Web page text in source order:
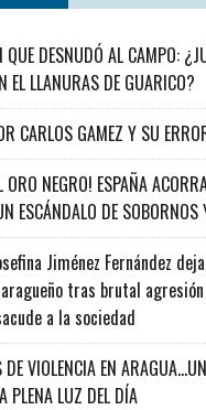
QUE DESNUDÓ AL CAMPO:
EL LLANURAS DE GUARICO?
CARLOS GAMEZ Y SU
ORO NEGRO! ESPAÑA
ESCÁNDALO DE SOBORNOS
Jiménez Fernández
tras brutal agresión
a la sociedad
DE VIOLENCIA EN
PLENA LUZ DEL DÍA